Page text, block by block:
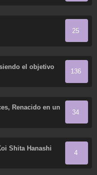
25
el objetivo
136
Renacido en un
las Entrañas
34
Shita Hanashi
4